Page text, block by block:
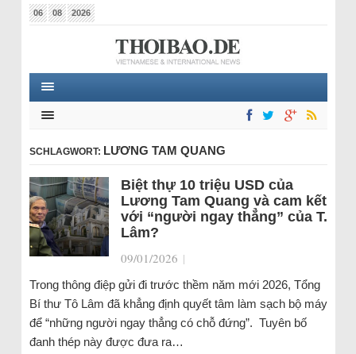
06 08 2026
SCHLAGWORT: LƯƠNG TAM QUANG
Biệt thự 10 triệu USD của
Lương Tam Quang và cam kết
với “người ngay thẳng” của T.
Lâm?
09/01/2026 |
Trong thông điệp gửi đi trước thềm năm mới 2026, Tổng
Bí thư Tô Lâm đã khẳng định quyết tâm làm sạch bộ máy
để “những người ngay thẳng có chỗ đứng”. Tuyên bố
đanh thép này được đưa ra…